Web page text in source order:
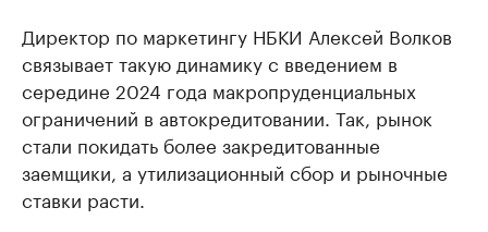
Директор по маркетингу НБКИ Алексей Волков
связывает такую динамику с введением в
середине 2024 года макропруденциальных
ограничений в автокредитовании. Так, рынок
стали покидать более закредитованные
заемщики, а утилизационный сбор и рыночные
ставки расти.